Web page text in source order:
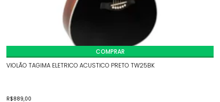
VIOLÃO TAGIMA ELETRICO ACUSTICO PRETO TW25BK
R$889,00
COMPRAR